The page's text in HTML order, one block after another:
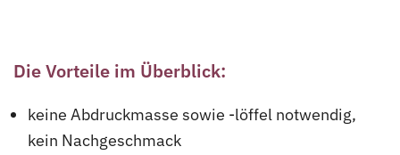
Die Vorteile im Überblick:
keine Abdruckmasse sowie -löffel notwendig,
kein Nachgeschmack